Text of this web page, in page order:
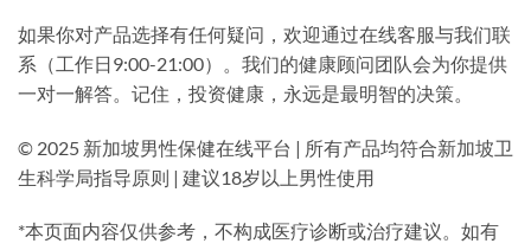
如果你对产品选择有任何疑问，欢迎通过在线客服与我们联
系（工作日9:00-21:00）。我们的健康顾问团队会为你提供
一对一解答。记住，投资健康，永远是最明智的决策。
© 2025 新加坡男性保健在线平台 | 所有产品均符合新加坡卫
生科学局指导原则 | 建议18岁以上男性使用
*本页面内容仅供参考，不构成医疗诊断或治疗建议。如有